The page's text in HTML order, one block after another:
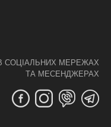
СОЦІАЛЬНИХ МЕРЕЖАХ
ТА МЕСЕНДЖЕРАХ